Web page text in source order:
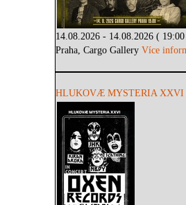
14.08.2026 - 14.08.2026 (
Praha, Cargo GalleryVíce
HLUKOVÆ MYSTERIA XXVI